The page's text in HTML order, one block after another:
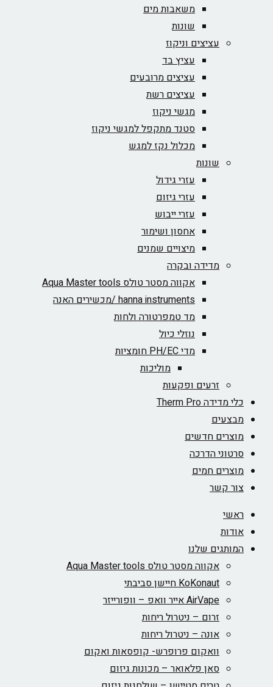
משאבות מים
שונות
עציצים וניקוז
עציץ בד
עציצים מרובעים
עציצים רשת
מגשי ניקוז
סטנד מתקפל למגשי ניקוז
מכלול נקז למגש
שונות
עזרי גידול
עזרי גיזום
עזרי ייבוש
אחסון ושימור
מיצויים שמנים
מדידה ובקרה
אקווה מסטר טולס Aqua Master tools
hanna instruments /מכשירים האנה
מד טמפרטורה ולחות
נוזלי כיול
מדי PH/EC חומציות
מוליכות
זרעים ופקעות
כלי מדידה Therm Pro
מבצעים
מוצרים חדשים
סרטוני הדרכה
מוצרים חמים
צור קשר
ראשי
אודות
המותגים שלנו
אקווה מסטר טולס Aqua Master tools
KoKonaut חיישן סביבתי
AirVape אייר וואפ – וופורייזר
זרום – ניטרול ריחות
אונה – ניטרול ריחות
וואקום פרופרש- קופסאות ואקום
סאן פלאואר – מכונות גיזום